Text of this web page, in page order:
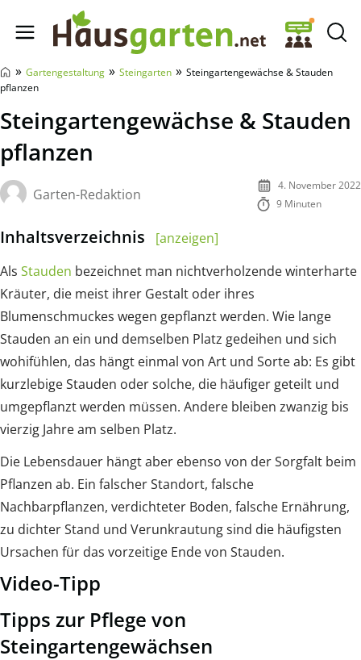
Hausgarten.net
» Gartengestaltung » Steingarten » Steingartengewächse & Stauden
pflanzen
Steingartengewächse & Stauden
pflanzen
Garten-Redaktion
4. November 2022
9 Minuten
Inhaltsverzeichnis
[anzeigen]
Als Stauden bezeichnet man nichtverholzende winterharte
Kräuter, die meist ihrer Gestalt oder ihres
Blumenschmuckes wegen gepflanzt werden. Wie lange
Stauden an ein und demselben Platz gedeihen und sich
wohifühlen, das hängt einmal von Art und Sorte ab: Es gibt
kurzlebige Stauden oder solche, die häufiger geteilt und
umgepflanzt werden müssen. Andere bleiben zwanzig bis
vierzig Jahre am selben Platz.
Die Lebensdauer hängt aber ebenso von der Sorgfalt beim
Pflanzen ab. Ein falscher Standort, falsche
Nachbarpflanzen, verdichteter Boden, falsche Ernährung,
zu dichter Stand und Verunkrautung sind die häufigsten
Ursachen für das vorzeitige Ende von Stauden.
Video-Tipp
Tipps zur Pflege von
Steingartengewächsen